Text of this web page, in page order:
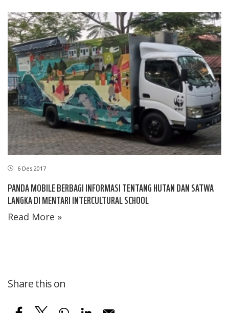
6 Des 2017
PANDA MOBILE BERBAGI INFORMASI TENTANG HUTAN DAN SATWA
LANGKA DI MENTARI INTERCULTURAL SCHOOL
Read More »
Share this on